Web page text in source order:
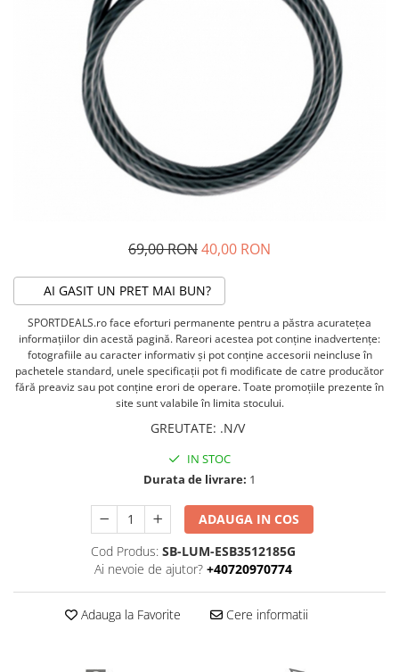
18" (varsta 5-7 ani)
16" (varsta 4-6 ani)
14" (varsta 3-5 ani)
12" (varsta 2-4 ani)
BALANCE BIKE (varsta 2-3 ani)
ALTE ACCESORII
SUPORTI/STANDURI
SCAUNE COPII
COMPONENTE
ANVELOPE SI CAMERE
PIESE E-BIKE
ROTI SI PIESE
RULMENTI
SEI SI COMPONENTE
TRANSMISIE
INCALTAMINTE
HUSE PANTOFI
PANTOFI CASUAL
PANTOFI CICLISM
ARMURI
PROTECTII GENUNCHI
ALTE PROTECTII
PANTALONI PROTECTIE
RECUPERARE SI INGRIJIRE
SEPCI /CACIULI / BANDANE
MASTI/CAGULE
PROSOAPE FITNESS/YOGA
BANDAJE/PROTECTII/RECUPERARE
SALTELE/COVOARE/PAVAJE
69,00 RON40,00 RON
AI GASIT UN PRET MAI BUN?
SPORTDEALS.ro face eforturi permanente pentru a păstra acurateţea
informaţiilor din acestă pagină. Rareori acestea pot conţine inadvertenţe:
fotografiile au caracter informativ şi pot conţine accesorii neincluse în
pachetele standard, unele specificaţii pot fi modificate de catre producător
fără preaviz sau pot conţine erori de operare. Toate promoţiile prezente în
site sunt valabile în limita stocului.
GREUTATE: .N/V
IN STOC
Durata de livrare: 1
ADAUGA IN COS
Cod Produs: SB-LUM-ESB3512185G
Ai nevoie de ajutor? +40720970774
Adauga la Favorite Cere informatii